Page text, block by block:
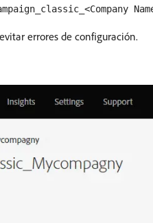
errores de configuración.